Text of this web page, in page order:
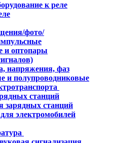
к реле
фото/
и оптопары
напряжения, фаз
и полупроводниковые
станций
зарядных станций
электромобилей